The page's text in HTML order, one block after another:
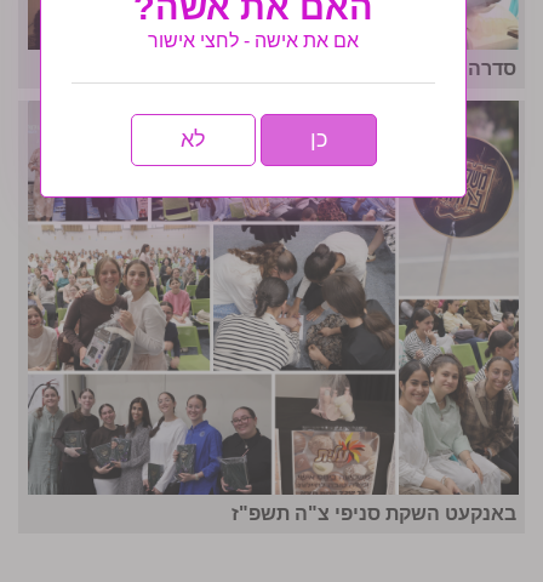
סדרה חדשה בהפקת הניה טייכטל לערוץ אלף
באנקעט השקת סניפי צ"ה תשפ"ז
אם את אישה - לחצי אישור
כן לא